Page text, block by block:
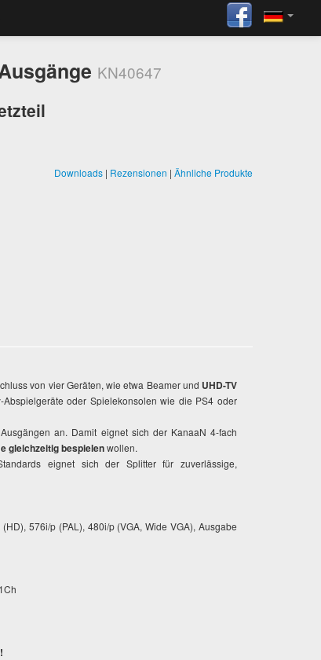
KN40647
Downloads | Rezensionen | Ähnliche Produkte
von vier Geräten, wie etwa Beamer und UHD-TV
oder Spielekonsolen wie die PS4 oder
an. Damit eignet sich der KanaaN 4-fach
gleichzeitig bespielenwollen.
eignet sich der Splitter für zuverlässige,
576i/p (PAL), 480i/p (VGA, Wide VGA), Ausgabe